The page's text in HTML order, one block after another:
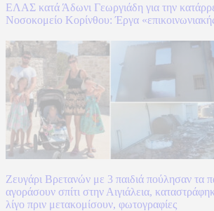
ΕΛΑΣ κατά Άδωνι Γεωργιάδη για την
Νοσοκομείο Κορίνθου: Έργα
Ζευγάρι Βρετανών με 3 παιδιά πούλησαν τα
αγοράσουν σπίτι στην Αιγιάλεια,
λίγο πριν μετακομίσουν, φωτογραφίες